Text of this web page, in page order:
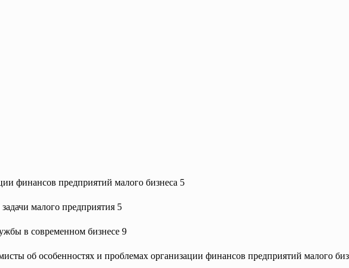
финансов предприятий малого бизнеса 5
малого предприятия 5
в современном бизнесе 9
об особенностях и проблемах организации финансов предприятий малого